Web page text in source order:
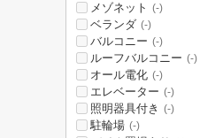
メゾネット (-)
ベランダ (-)
バルコニー (-)
ルーフバルコニー (-)
オール電化 (-)
エレベーター (-)
照明器具付き (-)
駐輪場 (-)